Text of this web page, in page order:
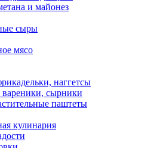
и майонез
сыры
мясо
наггетсы
сырники
паштеты
кулинария